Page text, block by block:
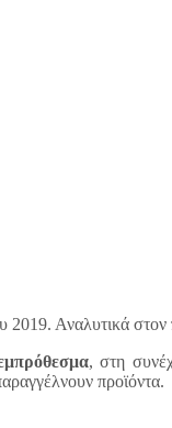
2019. Αναλυτικά στον
, στη
προϊόντα.